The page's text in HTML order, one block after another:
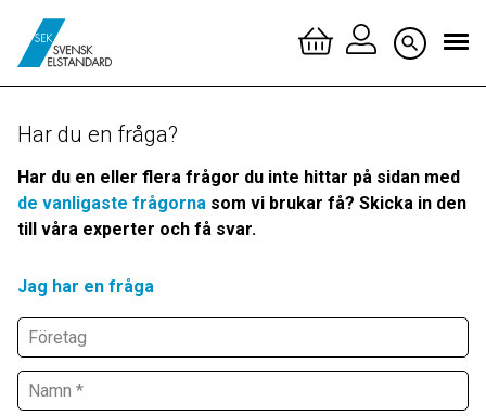
Har du en fråga?
Har du en eller flera frågor du inte hittar på sidan med
de vanligaste frågorna som vi brukar få? Skicka in den
till våra experter och få svar.
Jag har en fråga
Företag
Namn *